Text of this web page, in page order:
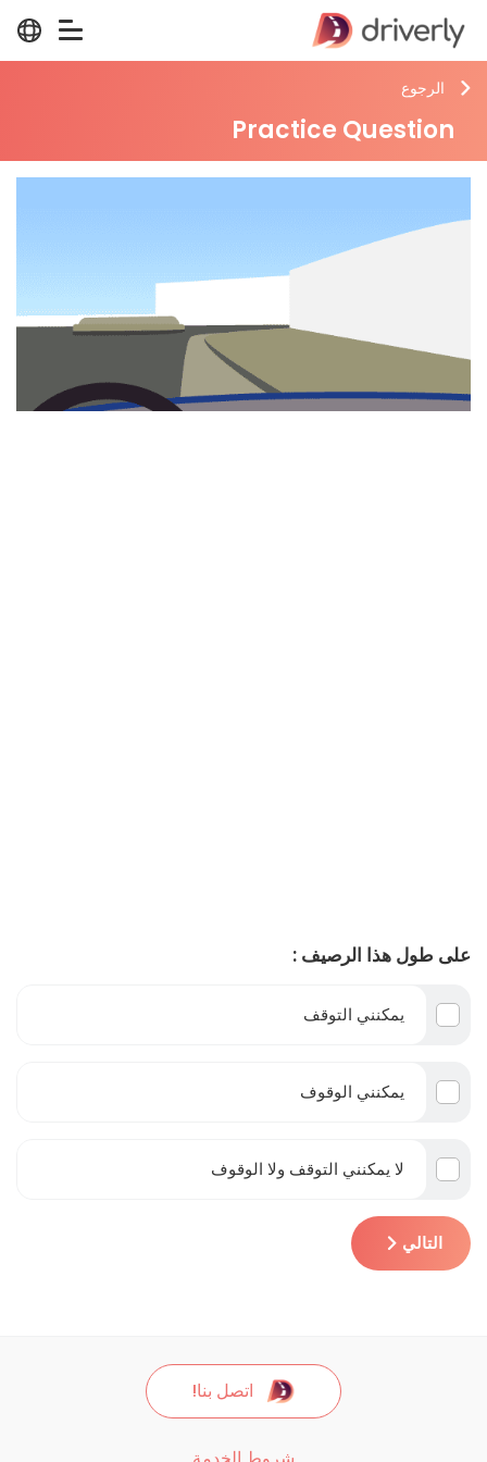
الرجوع
Practice Question
على طول هذا الرصيف :
يمكنني التوقف
يمكنني الوقوف
لا يمكنني التوقف ولا الوقوف
التالي
اتصل بنا!